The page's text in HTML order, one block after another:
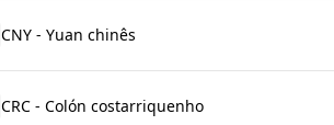
CNY - Yuan chinês
CRC - Colón costarriquenho